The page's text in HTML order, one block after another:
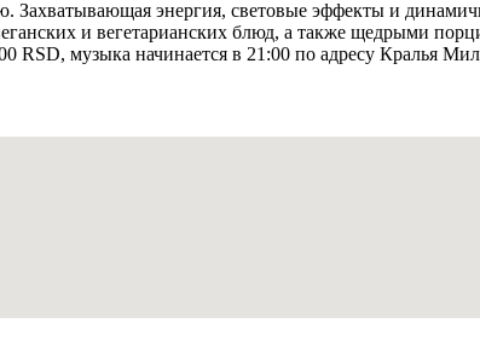
Захватывающая энергия, световые эффекты и
и вегетарианских блюд, а также щедрыми
RSD, музыка начинается в 21:00 по адресу Кралья